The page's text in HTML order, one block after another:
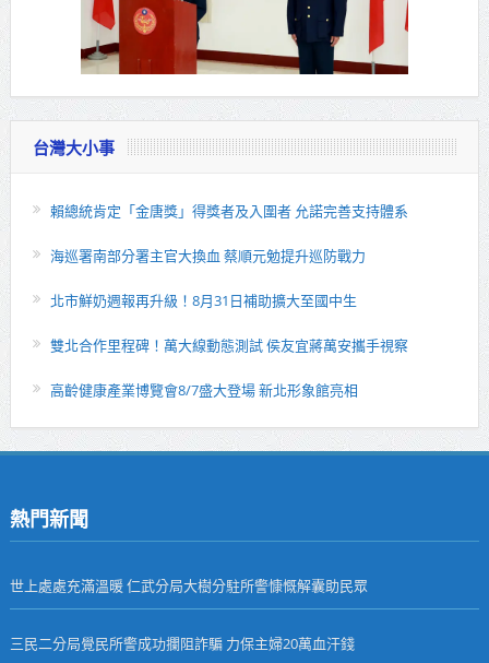
台灣大小事
賴總統肯定「金唐獎」得獎者及入圍者 允諾完善支持體系
海巡署南部分署主官大換血 蔡順元勉提升巡防戰力
北市鮮奶週報再升級！8月31日補助擴大至國中生
雙北合作里程碑！萬大線動態測試 侯友宜蔣萬安攜手視察
高齡健康產業博覽會8/7盛大登場 新北形象館亮相
熱門新聞
世上處處充滿溫暖 仁武分局大樹分駐所警慷慨解囊助民眾
三民二分局覺民所警成功攔阻詐騙 力保主婦20萬血汗錢